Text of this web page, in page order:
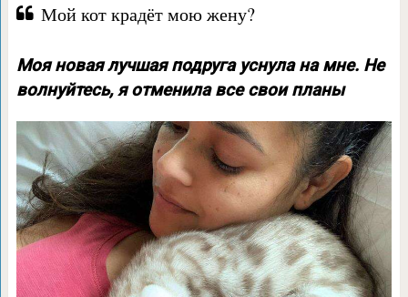
Мой кот крадёт мою жену?
Моя новая лучшая подруга уснула на мне. Не
волнуйтесь, я отменила все свои планы